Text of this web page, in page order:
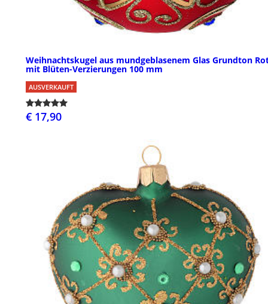
Weihnachtskugel aus mundgeblasenem Glas Grundton
mit Blüten-Verzierungen 100 mm
AUSVERKAUFT
€ 17,90